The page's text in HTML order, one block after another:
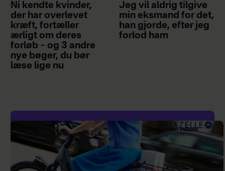
Ni kendte kvinder,
der har overlevet
kræft, fortæller
ærligt om deres
forløb – og 3 andre
nye bøger, du bør
læse lige nu
Jeg vil aldrig tilgive
min eksmand for det,
han gjorde, efter jeg
forlod ham
Sponsoreret indhold